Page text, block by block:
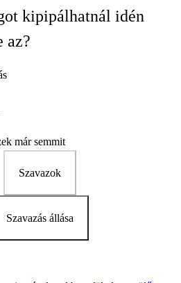
kipipálhatnál idén
az?
már semmit
Szavazok
Szavazás állása